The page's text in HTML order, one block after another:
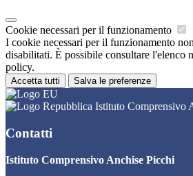
Cookie necessari per il funzionamento
I cookie necessari per il funzionamento
disabilitati. È possibile consultare l'elenco
policy.
Accetta tutti Salva le preferenze
Istituto Comprensivo
Contatti
Istituto Comprensivo Anchise Picchi